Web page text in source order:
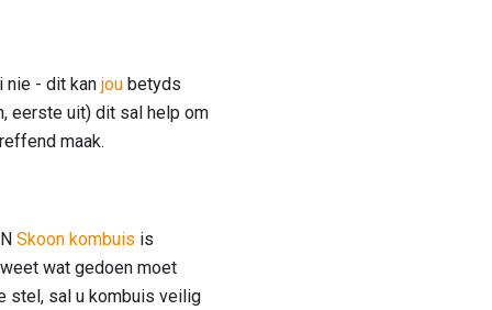
nie - dit kan jou betyds
eerste uit) dit sal help om
maak.
Skoon kombuis is
wat gedoen moet
stel, sal u kombuis veilig